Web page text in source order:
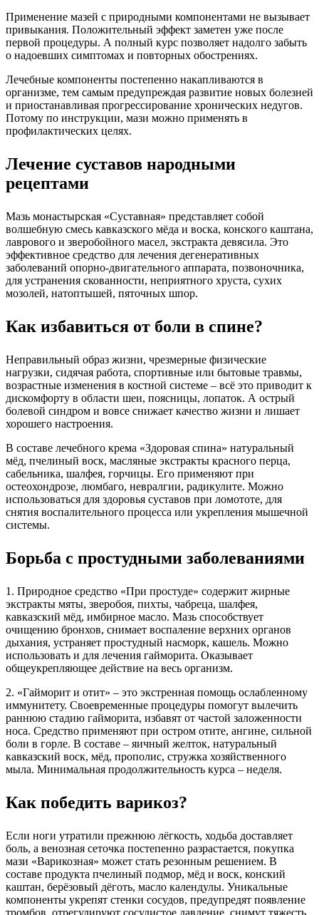
Применение мазей с природными компонентами не вызывает
привыкания. Положительный эффект заметен уже после
первой процедуры. А полный курс позволяет надолго забыть
о надоевших симптомах и повторных обострениях.
Лечебные компоненты постепенно накапливаются в
организме, тем самым предупреждая развитие новых болезней
и приостанавливая прогрессирование хронических недугов.
Потому по инструкции, мази можно применять в
профилактических целях.
Лечение суставов народными
рецептами
Мазь монастырская «Суставная» представляет собой
волшебную смесь кавказского мёда и воска, конского каштана,
лаврового и зверобойного масел, экстракта девясила. Это
эффективное средство для лечения дегенеративных
заболеваний опорно-двигательного аппарата, позвоночника,
для устранения скованности, неприятного хруста, сухих
мозолей, натоптышей, пяточных шпор.
Как избавиться от боли в спине?
Неправильный образ жизни, чрезмерные физические
нагрузки, сидячая работа, спортивные или бытовые травмы,
возрастные изменения в костной системе – всё это приводит к
дискомфорту в области шеи, поясницы, лопаток. А острый
болевой синдром и вовсе снижает качество жизни и лишает
хорошего настроения.
В составе лечебного крема «Здоровая спина» натуральный
мёд, пчелиный воск, масляные экстракты красного перца,
сабельника, шалфея, горчицы. Его применяют при
остеохондрозе, люмбаго, невралгии, радикулите. Можно
использоваться для здоровья суставов при ломототе, для
снятия воспалительного процесса или укрепления мышечной
системы.
Борьба с простудными заболеваниями
1. Природное средство «При простуде» содержит жирные
экстракты мяты, зверобоя, пихты, чабреца, шалфея,
кавказский мёд, имбирное масло. Мазь способствует
очищению бронхов, снимает воспаление верхних органов
дыхания, устраняет простудный насморк, кашель. Можно
использовать и для лечения гайморита. Оказывает
общеукрепляющее действие на весь организм.
2. «Гайморит и отит» – это экстренная помощь ослабленному
иммунитету. Своевременные процедуры помогут вылечить
раннюю стадию гайморита, избавят от частой заложенности
носа. Средство применяют при остром отите, ангине, сильной
боли в горле. В составе – яичный желток, натуральный
кавказский воск, мёд, прополис, стружка хозяйственного
мыла. Минимальная продолжительность курса – неделя.
Как победить варикоз?
Если ноги утратили прежнюю лёгкость, ходьба доставляет
боль, а венозная сеточка постепенно разрастается, покупка
мази «Варикозная» может стать резонным решением. В
составе продукта пчелиный подмор, мёд и воск, конский
каштан, берёзовый дёготь, масло календулы. Уникальные
компоненты укрепят стенки сосудов, предупредят появление